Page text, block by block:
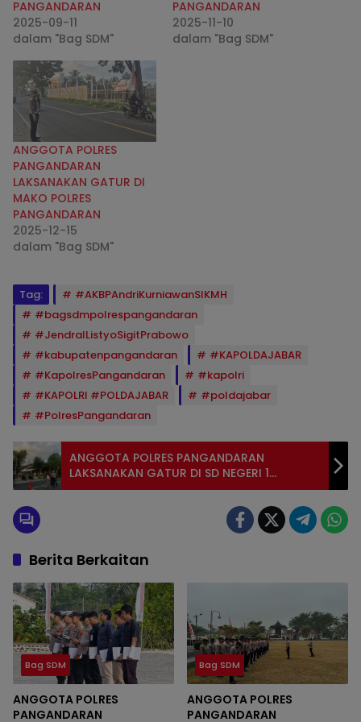
PANGANDARAN
2025-09-11
dalam "Bag SDM"
PANGANDARAN
2025-11-10
dalam "Bag SDM"
ANGGOTA POLRES
PANGANDARAN
LAKSANAKAN GATUR DI
MAKO POLRES
PANGANDARAN
2025-12-15
dalam "Bag SDM"
Tag:
#AKBPAndriKurniawanSIKMH
#bagsdmpolrespangandaran
#JendralListyoSigitPrabowo
#kabupatenpangandaran
#KAPOLDAJABAR
#KapolresPangandaran
#kapolri
#KAPOLRI #POLDAJABAR
#poldajabar
#PolresPangandaran
ANGGOTA POLRES PANGANDARAN
LAKSANAKAN GATUR DI SD NEGERI 1
CIKEMBULAN
Berita Berkaitan
Bag SDM
ANGGOTA POLRES
PANGANDARAN
Bag SDM
ANGGOTA POLRES
PANGANDARAN